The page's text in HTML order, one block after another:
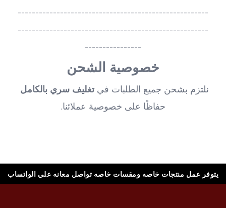
------------------------------------------------------
------------------------------------------------------
----------------
خصوصية الشحن
نلتزم بشحن جميع الطلبات في تغليف سري بالكامل
حفاظًا على خصوصية عملائنا.
يتوفر عمل منتجات خاصه ومقسات خاصه تواصل معانه علي الواتساب